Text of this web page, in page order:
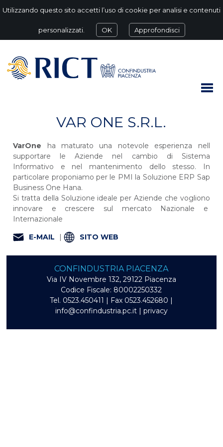
Utilizzando questo sito accetti l’uso di cookie per analisi e contenuti
personalizzati. OK Approfondisci
VAR ONE S.R.L.
VarOne ha maturato una notevole esperienza nell
supportare le Aziende nel cambio di Sistema
Informativo e nel mantenimento dello stesso. In
particolare proponiamo per le PMI la Soluzione ERP Sap
Business One Hana.
Si tratta della Soluzione ideale per Aziende che vogliono
innovare e crescere sul mercato Nazionale e
Internazionale
E-MAIL
| SITO WEB
CONFINDUSTRIA PIACENZA
Via IV Novembre 132, 29122 Piacenza
Codice Fiscale: 80002250332
Tel. 0523.450411 | Fax 0523.452680 |
info@confindustria.pc.it| privacy